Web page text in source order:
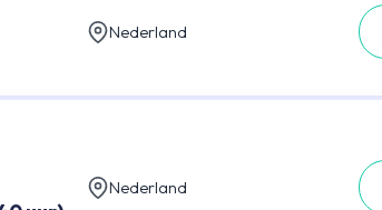
Nederland
Nederland